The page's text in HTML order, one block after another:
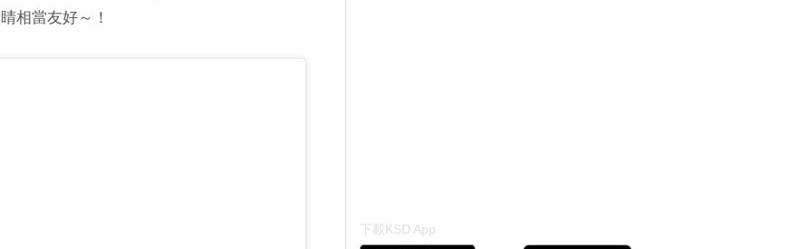
相當友好～！
下載KSD App